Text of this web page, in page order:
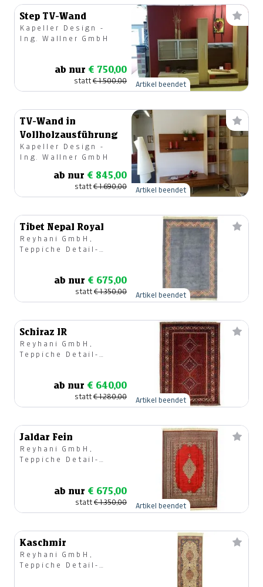
Step TV-Wand
Kapeller Design -
Ing. Wallner GmbH
ab nur € 750,00
statt€ 1.500,00 Artikel beendet
TV-Wand in
Vollholzausführung
Kapeller Design -
Ing. Wallner GmbH
ab nur € 845,00
statt€ 1.690,00 Artikel beendet
Tibet Nepal Royal
Reyhani GmbH,
Teppiche Detail-
ab nur € 675,00
statt€ 1.350,00 Artikel beendet
Schiraz IR
Reyhani GmbH,
Teppiche Detail-
ab nur € 640,00
statt€ 1.280,00 Artikel beendet
Jaldar Fein
Reyhani GmbH,
Teppiche Detail-
ab nur € 675,00
statt€ 1.350,00 Artikel beendet
Kaschmir
Reyhani GmbH,
Teppiche Detail-